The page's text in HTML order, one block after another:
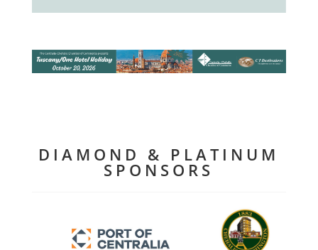
DIAMOND & PLATINUM
SPONSORS